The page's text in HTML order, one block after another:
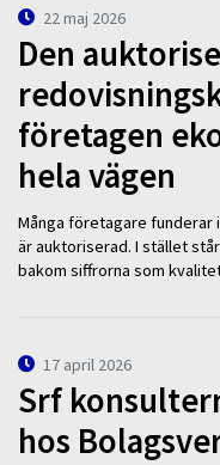
22 maj 2026
Den
företagen
hela vägen
Många företagare
är auktoriserad. I stället
bakom siffrorna som
17 april 2026
Srf
hos